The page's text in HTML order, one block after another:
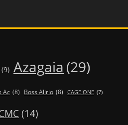
(9) Azagaia (29)
Ac (8) Boss Alirio (8) CAGE ONE (7)
(14)